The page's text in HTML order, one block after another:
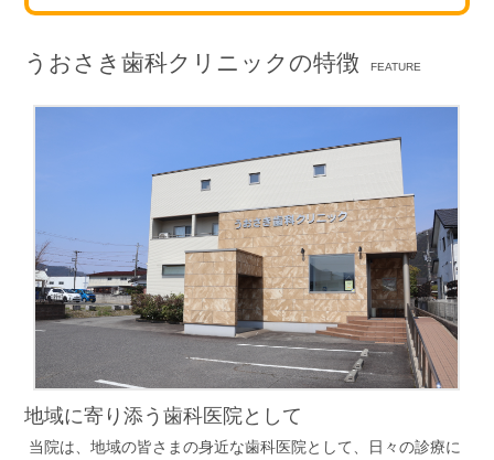
うおさき歯科クリニックの特徴 FEATURE
地域に寄り添う歯科医院として
当院は、地域の皆さまの身近な歯科医院として、日々の診療に